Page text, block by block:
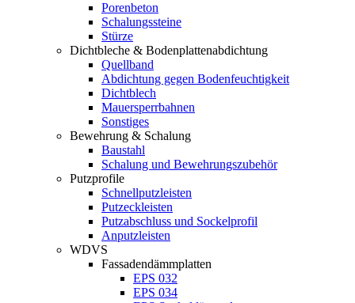
Porenbeton
Schalungssteine
Stürze
Dichtbleche & Bodenplattenabdichtung
Quellband
Abdichtung gegen Bodenfeuchtigkeit
Dichtblech
Mauersperrbahnen
Sonstiges
Bewehrung & Schalung
Baustahl
Schalung und Bewehrungszubehör
Putzprofile
Schnellputzleisten
Putzeckleisten
Putzabschluss und Sockelprofil
Anputzleisten
WDVS
Fassadendämmplatten
EPS 032
EPS 034